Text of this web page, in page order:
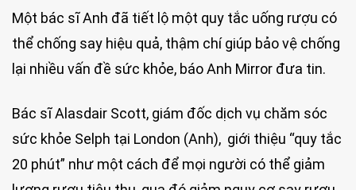
Một bác sĩ Anh đã tiết lộ một quy tắc uống rượu có
thể chống say hiệu quả, thậm chí giúp bảo vệ chống
lại nhiều vấn đề sức khỏe, báo Anh Mirror đưa tin.
Bác sĩ Alasdair Scott, giám đốc dịch vụ chăm sóc
sức khỏe Selph tại London (Anh), giới thiệu “quy tắc
20 phút” như một cách để mọi người có thể giảm